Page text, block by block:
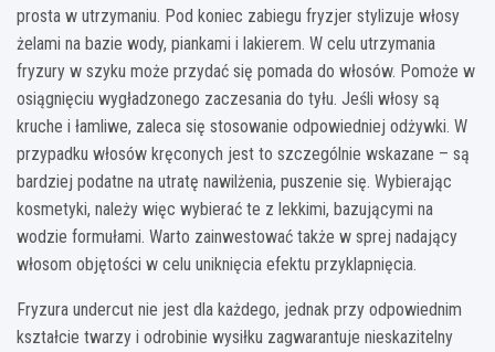
prosta w utrzymaniu. Pod koniec zabiegu fryzjer stylizuje włosy
żelami na bazie wody, piankami i lakierem. W celu utrzymania
fryzury w szyku może przydać się pomada do włosów. Pomoże w
osiągnięciu wygładzonego zaczesania do tyłu. Jeśli włosy są
kruche i łamliwe, zaleca się stosowanie odpowiedniej odżywki. W
przypadku włosów kręconych jest to szczególnie wskazane – są
bardziej podatne na utratę nawilżenia, puszenie się. Wybierając
kosmetyki, należy więc wybierać te z lekkimi, bazującymi na
wodzie formułami. Warto zainwestować także w sprej nadający
włosom objętości w celu uniknięcia efektu przyklapnięcia.
Fryzura undercut nie jest dla każdego, jednak przy odpowiednim
kształcie twarzy i odrobinie wysiłku zagwarantuje nieskazitelny